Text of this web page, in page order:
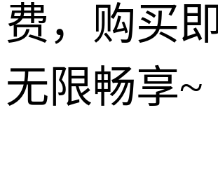
费，购买
无限畅享~